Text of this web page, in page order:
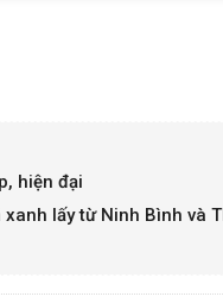
hiện đại
lấy từ Ninh Bình và